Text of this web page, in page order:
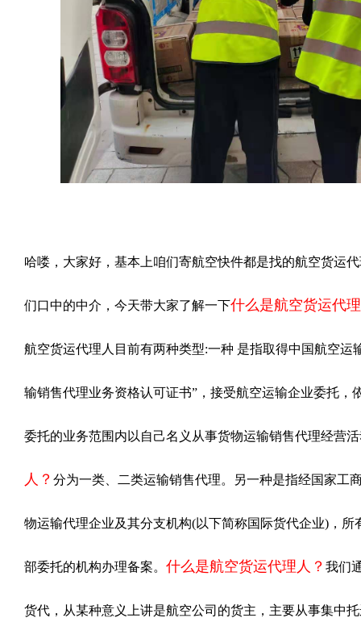
哈喽，大家好，基本上咱们寄航空快件都是找的航空货运
们口中的中介，今天带大家了解一下什么是航空货运代
航空货运代理人目前有两种类型:一种 是指取得中国航空运
输销售代理业务资格认可证书”，接受航空运输企业委托，
委托的业务范围内以自己名义从事货物运输销售代理经营
人？ 分为一类、二类运输销售代理。另一种是指经国家工
物运输代理企业及其分支机构(以下简称国际货代企业)，
部委托的机构办理备案。 什么是航空货运代理人？ 我们
货代，从某种意义上讲是航空公司的货主，主要从事集中